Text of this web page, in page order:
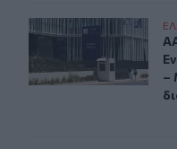
ΑΑΔΕ: Ανοιχτό το
–